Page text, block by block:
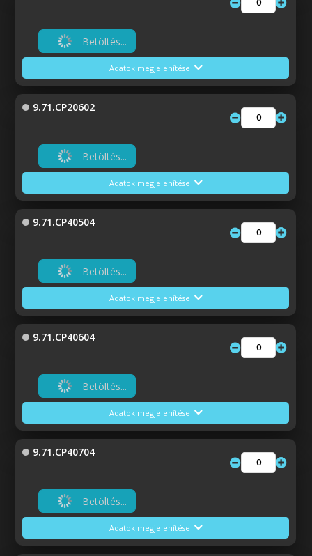
Betöltés...
Adatok megjelenítése
9.71.CP20602
Betöltés...
Adatok megjelenítése
9.71.CP40504
Betöltés...
Adatok megjelenítése
9.71.CP40604
Betöltés...
Adatok megjelenítése
9.71.CP40704
Betöltés...
Adatok megjelenítése